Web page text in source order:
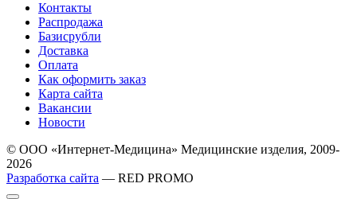
Контакты
Распродажа
Базисрубли
Доставка
Оплата
Как оформить заказ
Карта сайта
Вакансии
Новости
© ООО «Интернет-Медицина» Медицинские изделия, 2009-
2026
Разработка сайта — RED PROMO